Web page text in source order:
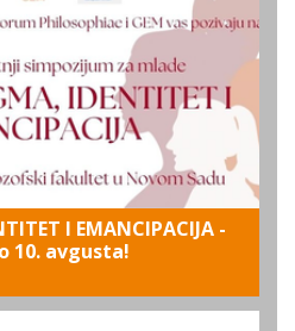
I EMANCIPACIJA -
10. avgusta!